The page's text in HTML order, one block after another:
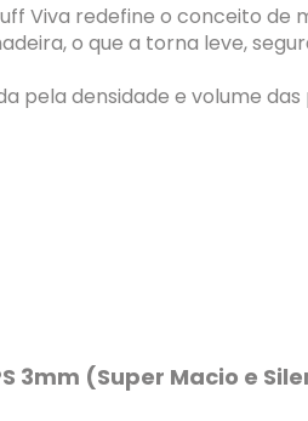
Viva redefine o conceito de
o que a torna leve,
pela densidade e volume das
3mm (Super Macio e